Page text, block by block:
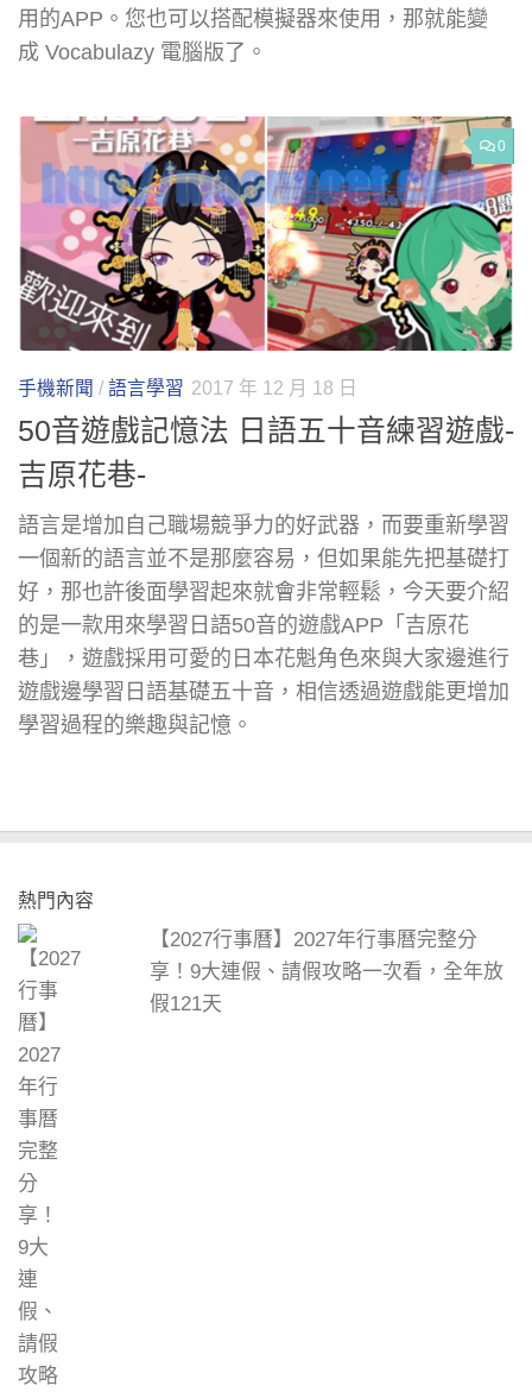
用的APP。您也可以搭配模擬器來使用，那就能變
成 Vocabulazy 電腦版了。
0
手機新聞 / 語言學習 2017 年 12 月 18 日
50音遊戲記憶法 日語五十音練習遊戲-
吉原花巷-
語言是增加自己職場競爭力的好武器，而要重新學習
一個新的語言並不是那麼容易，但如果能先把基礎打
好，那也許後面學習起來就會非常輕鬆，今天要介紹
的是一款用來學習日語50音的遊戲APP「吉原花
巷」，遊戲採用可愛的日本花魁角色來與大家邊進行
遊戲邊學習日語基礎五十音，相信透過遊戲能更增加
學習過程的樂趣與記憶。
熱門內容
【2027行事曆】2027年行事曆完整分
享！9大連假、請假攻略一次看，全年放
假121天